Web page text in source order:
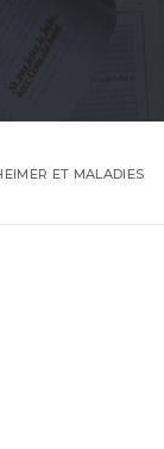
ET MALADIES